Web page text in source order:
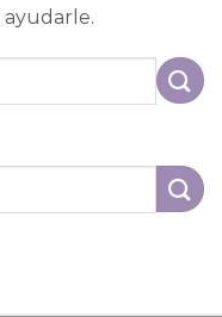
ayudarle.